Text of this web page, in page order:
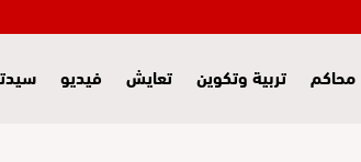
محاكم تربية وتكوين تعايش فيديو